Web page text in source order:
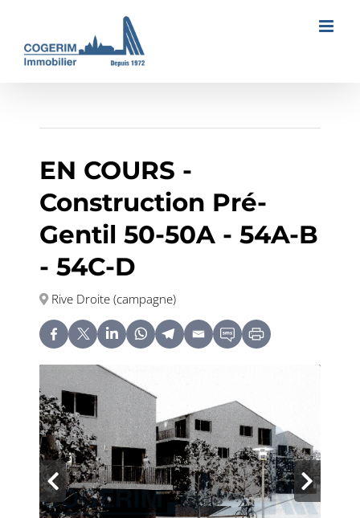
contenu
EN COURS -
Construction Pré-
Gentil 50-50A - 54A-B
- 54C-D
Rive Droite (campagne)